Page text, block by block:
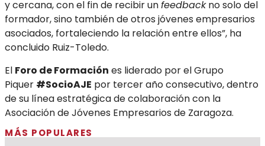
y cercana, con el fin de recibir unfeedbackno solo del
formador, sino también de otros jóvenes empresarios
asociados, fortaleciendo la relación entre ellos”, ha
concluido Ruiz-Toledo.
El Foro de Formación es liderado por el Grupo
Piquer #SocioAJE por tercer año consecutivo, dentro
de su línea estratégica de colaboración con la
Asociación de Jóvenes Empresarios de Zaragoza.
MÁS POPULARES